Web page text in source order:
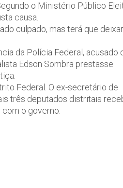
o Ministério Público
causa.
culpado, mas terá que
da Polícia Federal, acusado
Edson Sombra prestasse
Federal. O ex-secretário de
três deputados distritais
o governo.